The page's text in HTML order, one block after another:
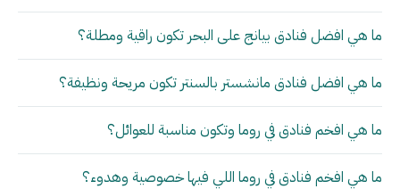
ما هي افضل فنادق بيانج على البحر تكون راقية ومطلة؟
ما هي افضل فنادق مانشستر بالسنتر تكون مريحة ونظيفة؟
ما هي افخم فنادق في روما وتكون مناسبة للعوائل؟
ما هي افخم فنادق في روما اللي فيها خصوصية وهدوء؟